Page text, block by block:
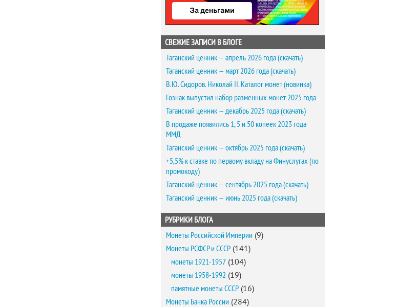
СВЕЖИЕ ЗАПИСИ В БЛОГЕ
Таганский ценник — апрель 2026 года (скачать)
Таганский ценник — март 2026 года (скачать)
В.Ю. Сидоров. Николай II. Каталог монет (новинка)
Гознак выпустил набор разменных монет 2025 года
Таганский ценник — декабрь 2025 года (скачать)
В продаже появились 1, 5 и 50 копеек 2023 года
ММД
Таганский ценник — октябрь 2025 года (скачать)
+5,5% к ставке по первому вкладу на Финуслугах (по
промокоду)
Таганский ценник — сентябрь 2025 года (скачать)
Таганский ценник — июнь 2025 года (скачать)
РУБРИКИ БЛОГА
Монеты Российской Империи (9)
Монеты РСФСР и СССР (141)
монеты 1921-1957 (104)
монеты 1958-1992 (19)
памятные монеты СССР (16)
Монеты Банка России (284)